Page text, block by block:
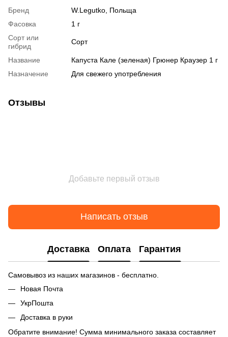
Бренд
W.Legutko, Польща
Фасовка
1 г
Сорт или
гибрид
Сорт
Название
Капуста Кале (зеленая) Грюнер Краузер 1 г
Назначение
Для свежего употребления
Отзывы
Добавьте первый отзыв
Написать отзыв
Доставка Оплата Гарантия
Самовывоз из наших магазинов - бесплатно.
Новая Почта
УкрПошта
Доставка в руки
Обратите внимание! Сумма минимального заказа составляет